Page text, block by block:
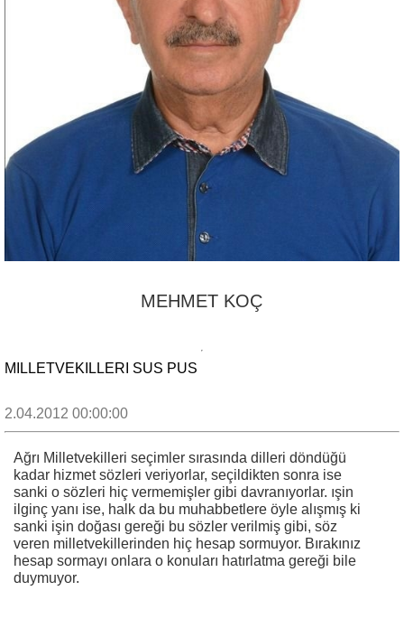
MEHMET KOÇ
MILLETVEKILLERI SUS PUS
2.04.2012 00:00:00
Ağrı Milletvekilleri seçimler sırasında dilleri döndüğü
kadar hizmet sözleri veriyorlar, seçildikten sonra ise
sanki o sözleri hiç vermemişler gibi davranıyorlar. ışin
ilginç yanı ise, halk da bu muhabbetlere öyle alışmış ki
sanki işin doğası gereği bu sözler verilmiş gibi, söz
veren milletvekillerinden hiç hesap sormuyor. Bırakınız
hesap sormayı onlara o konuları hatırlatma gereği bile
duymuyor.